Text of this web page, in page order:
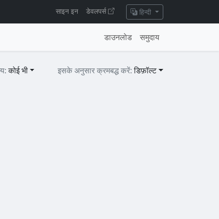
साइन इन डेवलपर्स हिन्दी
डाउनलोड समुदाय
कोई भी इसके अनुसार क्रमबद्ध करें:डिफ़ॉल्ट